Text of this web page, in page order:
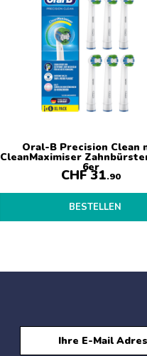
Oral-B Precision Clean
CleanMaximiser
6er
CHF31.90
BESTELLEN